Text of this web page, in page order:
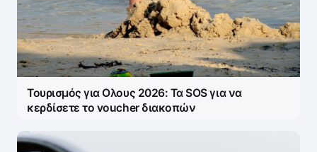
Τουρισμός για Ολους 2026: Τα SOS για να
κερδίσετε το voucher διακοπών